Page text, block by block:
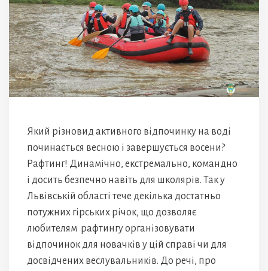
Який різновид активного відпочинку на воді
починається весною і завершується восени?
Рафтинг! Динамічно, екстремально, командно
і досить безпечно навіть для школярів. Так у
Львівській області тече декілька достатньо
потужних гірських річок, що дозволяє
любителям рафтингу організовувати
відпочинок для новачків у цій справі чи для
досвідчених веслувальників. До речі, про